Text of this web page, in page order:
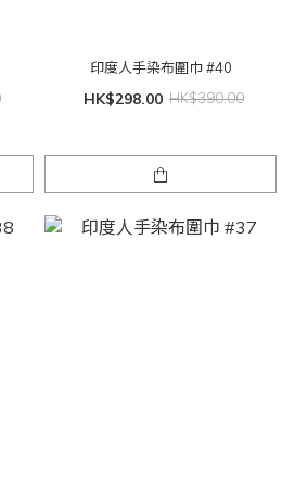
印度人手染布圍巾 #40
HK$298.00 HK$390.00